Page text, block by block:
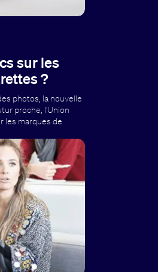
sur les
?
photos, la nouvelle
proche, l'Union
les marques de